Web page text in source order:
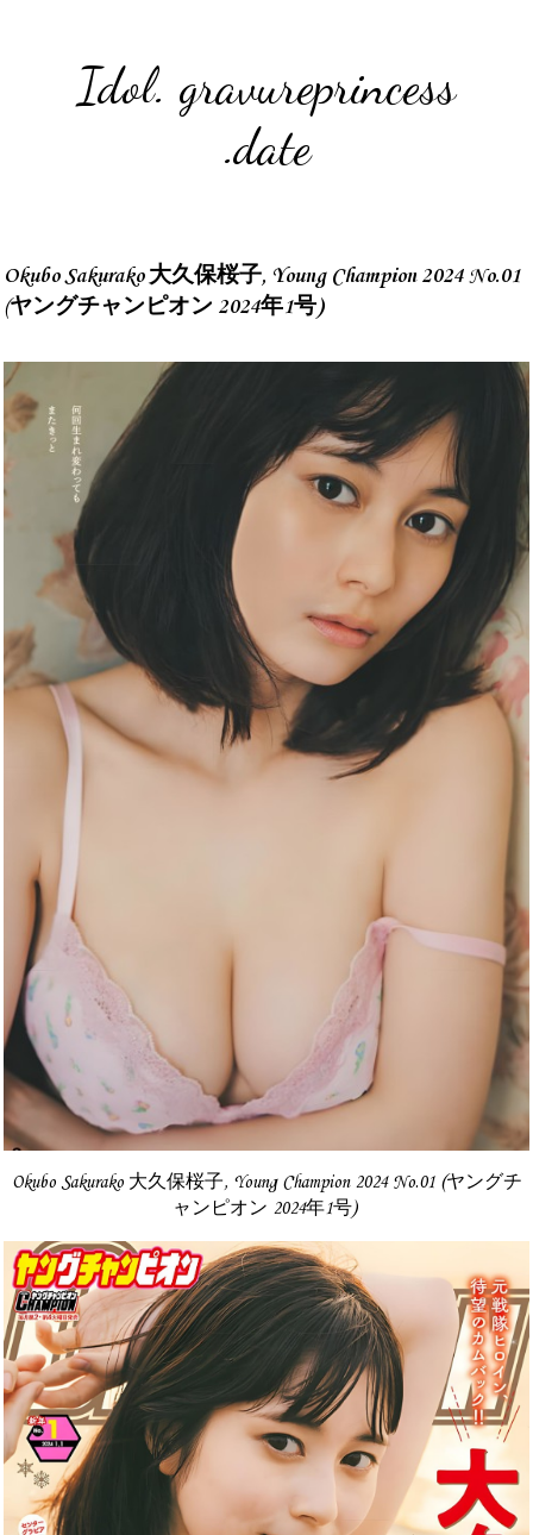
Idol. gravureprincess
.date
Okubo Sakurako 大久保桜子, Young Champion 2024 No.01
(ヤングチャンピオン 2024年1号)
Okubo Sakurako 大久保桜子, Young Champion 2024 No.01 (ヤングチ
ャンピオン 2024年1号)